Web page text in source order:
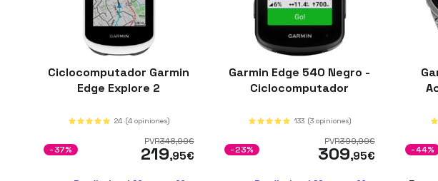
Ciclocomputador Garmin
Edge Explore 2
24 (4 opiniones)
PVR348,99€
219,95€
-37%
Garmin Edge 540 Negro -
Ciclocomputador
133 (3 opiniones)
PVR399,99€
309,95€
-23% -44%